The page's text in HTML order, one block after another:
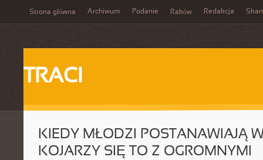
Strona główna Archiwum Podanie Raków Redakcja
TRACI
KIEDY MŁODZI POSTANAWIAJĄ
KOJARZY SIĘ TO Z OGROMNYMI